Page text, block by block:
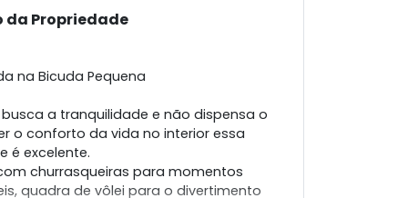
da Propriedade
na Bicuda Pequena
a tranquilidade e não dispensa o
o conforto da vida no interior essa
é excelente.
churrasqueiras para momentos
quadra de vôlei para o divertimento